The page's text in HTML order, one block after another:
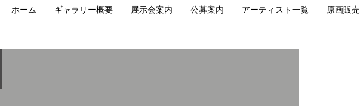
ホーム ギャラリー概要 展示会案内 公募案内 アーティスト一覧 原画販売